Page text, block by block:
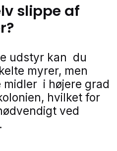
slippe af
udstyr kan du
myrer, men
midler i højere grad
hvilket for
ved